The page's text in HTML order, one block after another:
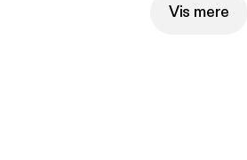
Vis mere